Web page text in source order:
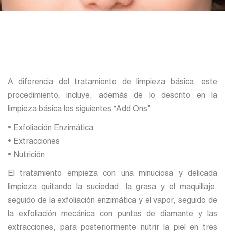
A diferencia del tratamiento de limpieza básica, este
procedimiento, incluye, además de lo descrito en la
limpieza básica los siguientes “Add Ons”
• Exfoliación Enzimática
• Extracciones
• Nutrición
El tratamiento empieza con una minuciosa y delicada
limpieza quitando la suciedad, la grasa y el maquillaje,
seguido de la exfoliación enzimática y el vapor, seguido de
la exfoliación mecánica con puntas de diamante y las
extracciones, para posteriormente nutrir la piel en tres